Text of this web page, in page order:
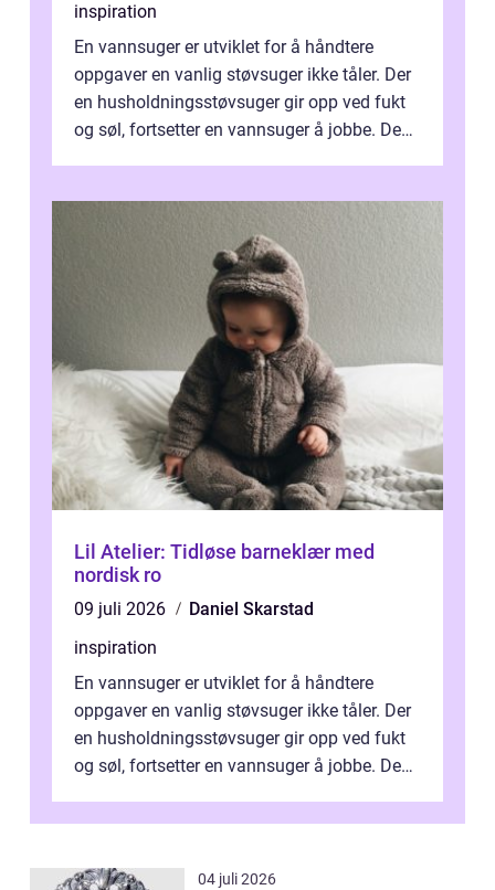
inspiration
En vannsuger er utviklet for å håndtere
oppgaver en vanlig støvsuger ikke tåler. Der
en husholdningsstøvsuger gir opp ved fukt
og søl, fortsetter en vannsuger å jobbe. Den
Lil Atelier: Tidløse barneklær med
nordisk ro
09 juli 2026
Daniel Skarstad
inspiration
En vannsuger er utviklet for å håndtere
oppgaver en vanlig støvsuger ikke tåler. Der
en husholdningsstøvsuger gir opp ved fukt
og søl, fortsetter en vannsuger å jobbe. Den
04 juli 2026